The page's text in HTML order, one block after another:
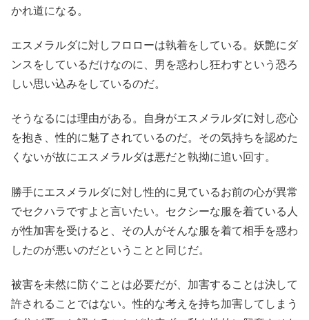
かれ道になる。
エスメラルダに対しフロローは執着をしている。妖艶にダ
ンスをしているだけなのに、男を惑わし狂わすという恐ろ
しい思い込みをしているのだ。
そうなるには理由がある。自身がエスメラルダに対し恋心
を抱き、性的に魅了されているのだ。その気持ちを認めた
くないが故にエスメラルダは悪だと執拗に追い回す。
勝手にエスメラルダに対し性的に見ているお前の心が異常
でセクハラですよと言いたい。セクシーな服を着ている人
が性加害を受けると、その人がそんな服を着て相手を惑わ
したのが悪いのだということと同じだ。
被害を未然に防ぐことは必要だが、加害することは決して
許されることではない。性的な考えを持ち加害してしまう